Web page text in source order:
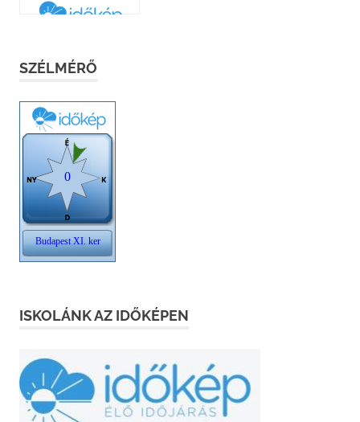
SZÉLMÉRŐ
ISKOLÁNK AZ IDŐKÉPEN